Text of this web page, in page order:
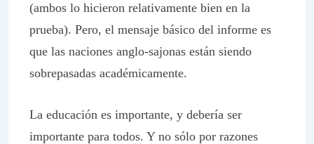
(ambos lo hicieron relativamente bien en la
prueba). Pero, el mensaje básico del informe es
que las naciones anglo-sajonas están siendo
sobrepasadas académicamente.
La educación es importante, y debería ser
importante para todos. Y no sólo por razones